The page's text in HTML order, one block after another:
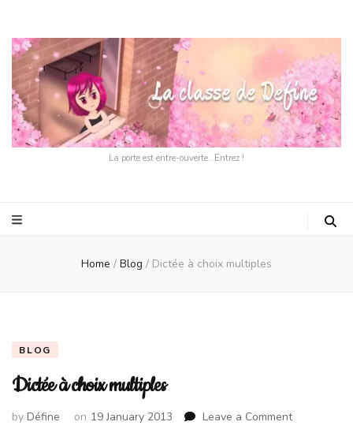
La porte est entre-ouverte…Entrez !
Home / Blog / Dictée à choix multiples
BLOG
Dictée à choix multiples
by Défine on 19 January 2013 Leave a Commenton